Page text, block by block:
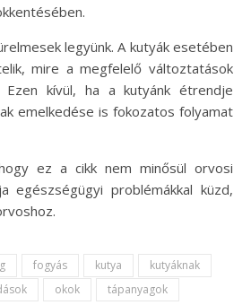
legyünk. A kutyák esetében
mire a megfelelő változtatások
Ezen kívül, ha a kutyánk étrendje
emelkedése is fokozatos folyamat
ez a cikk nem minősül orvosi
egészségügyi problémákkal küzd,
fogyás kutya
kutyáknak
okok
tápanyagok